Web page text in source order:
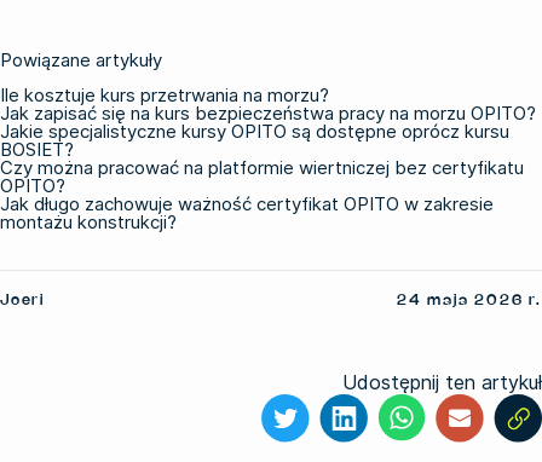
Powiązane artykuły
Ile kosztuje kurs przetrwania na morzu?
Jak zapisać się na kurs bezpieczeństwa pracy na morzu OPITO?
Jakie specjalistyczne kursy OPITO są dostępne oprócz kursu
BOSIET?
Czy można pracować na platformie wiertniczej bez certyfikatu
OPITO?
Jak długo zachowuje ważność certyfikat OPITO w zakresie
montażu konstrukcji?
Joeri 24 maja 2026 r.
Udostępnij ten artykuł